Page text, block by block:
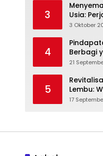
3
Usia:
dalam
3 Oktober
4
Berbagi
Buddha
21
5
Lembu:
17